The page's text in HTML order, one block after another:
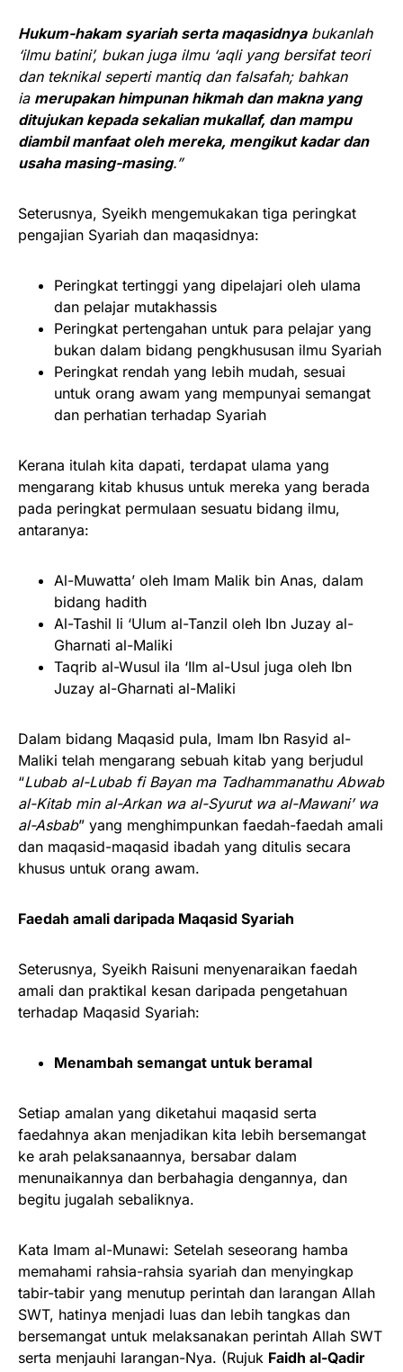
Hukum-hakam syariah serta maqasidnyabukanlah
‘ilmu batini’, bukan juga ilmu ‘aqli yang bersifat teori
dan teknikal seperti mantiq dan falsafah; bahkan
ia merupakan himpunan hikmah dan makna yang
ditujukan kepada sekalian mukallaf, dan mampu
diambil manfaat oleh mereka, mengikut kadar dan
usaha masing-masing.”
Seterusnya, Syeikh mengemukakan tiga peringkat
pengajian Syariah dan maqasidnya:
Peringkat tertinggi yang dipelajari oleh ulama
dan pelajar mutakhassis
Peringkat pertengahan untuk para pelajar yang
bukan dalam bidang pengkhususan ilmu Syariah
Peringkat rendah yang lebih mudah, sesuai
untuk orang awam yang mempunyai semangat
dan perhatian terhadap Syariah
Kerana itulah kita dapati, terdapat ulama yang
mengarang kitab khusus untuk mereka yang berada
pada peringkat permulaan sesuatu bidang ilmu,
antaranya:
Al-Muwatta’ oleh Imam Malik bin Anas, dalam
bidang hadith
Al-Tashil li ‘Ulum al-Tanzil oleh Ibn Juzay al-
Gharnati al-Maliki
Taqrib al-Wusul ila ‘Ilm al-Usul juga oleh Ibn
Juzay al-Gharnati al-Maliki
Dalam bidang Maqasid pula, Imam Ibn Rasyid al-
Maliki telah mengarang sebuah kitab yang berjudul
“Lubab al-Lubab fi Bayan ma Tadhammanathu Abwab
al-Kitab min al-Arkan wa al-Syurut wa al-Mawani’ wa
al-Asbab” yang menghimpunkan faedah-faedah amali
dan maqasid-maqasid ibadah yang ditulis secara
khusus untuk orang awam.
Faedah amali daripada Maqasid Syariah
Seterusnya, Syeikh Raisuni menyenaraikan faedah
amali dan praktikal kesan daripada pengetahuan
terhadap Maqasid Syariah:
Menambah semangat untuk beramal
Setiap amalan yang diketahui maqasid serta
faedahnya akan menjadikan kita lebih bersemangat
ke arah pelaksanaannya, bersabar dalam
menunaikannya dan berbahagia dengannya, dan
begitu jugalah sebaliknya.
Kata Imam al-Munawi: Setelah seseorang hamba
memahami rahsia-rahsia syariah dan menyingkap
tabir-tabir yang menutup perintah dan larangan Allah
SWT, hatinya menjadi luas dan lebih tangkas dan
bersemangat untuk melaksanakan perintah Allah SWT
serta menjauhi larangan-Nya. (Rujuk Faidh al-Qadir